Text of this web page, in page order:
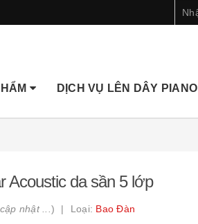
DỊCH VỤ LÊN DÂY PIANO
Acoustic da sần 5 lớp
nhật ... ) Loại: Bao Đàn